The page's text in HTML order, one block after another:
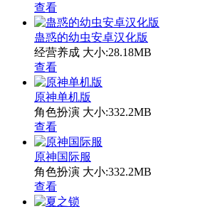
查看
蛊惑的幼虫安卓汉化版
经营养成 大小:28.18MB
查看
原神单机版
角色扮演 大小:332.2MB
查看
原神国际服
角色扮演 大小:332.2MB
查看